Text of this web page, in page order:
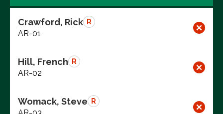
Crawford, Rick R
AR-01
Hill, French R
AR-02
Womack, Steve R